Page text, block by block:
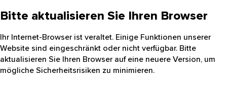
Bitte aktualisieren Sie Ihren Browser
Ihr Internet-Browser ist veraltet. Einige Funktionen unserer
Website sind eingeschränkt oder nicht verfügbar. Bitte
aktualisieren Sie Ihren Browser auf eine neuere Version, um
mögliche Sicherheitsrisiken zu minimieren.